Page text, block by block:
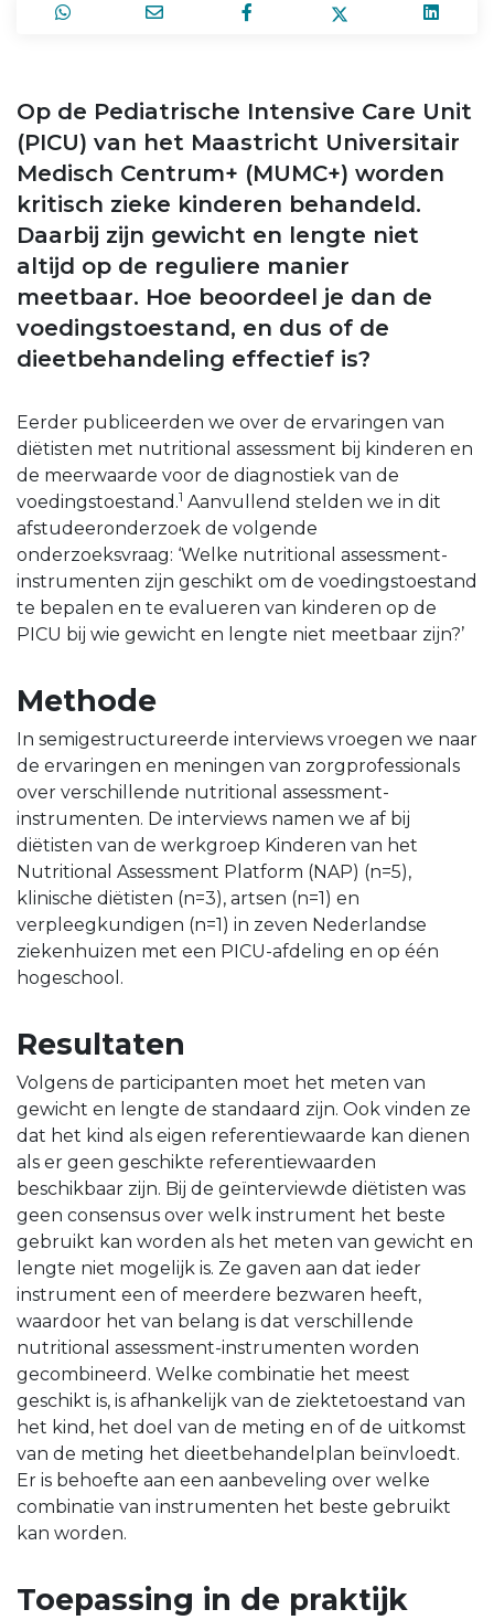
Op de Pediatrische Intensive Care Unit
(PICU) van het Maastricht Universitair
Medisch Centrum+ (MUMC+) worden
kritisch zieke kinderen behandeld.
Daarbij zijn gewicht en lengte niet
altijd op de reguliere manier
meetbaar. Hoe beoordeel je dan de
voedingstoestand, en dus of de
dieetbehandeling effectief is?
Eerder publiceerden we over de ervaringen van
diëtisten met nutritional assessment bij kinderen en
de meerwaarde voor de diagnostiek van de
voedingstoestand.1 Aanvullend stelden we in dit
afstudeeronderzoek de volgende
onderzoeksvraag: ‘Welke nutritional assessment-
instrumenten zijn geschikt om de voedingstoestand
te bepalen en te evalueren van kinderen op de
PICU bij wie gewicht en lengte niet meetbaar zijn?’
Methode
In semigestructureerde interviews vroegen we naar
de ervaringen en meningen van zorgprofessionals
over verschillende nutritional assessment-
instrumenten. De interviews namen we af bij
diëtisten van de werkgroep Kinderen van het
Nutritional Assessment Platform (NAP) (n=5),
klinische diëtisten (n=3), artsen (n=1) en
verpleegkundigen (n=1) in zeven Nederlandse
ziekenhuizen met een PICU-afdeling en op één
hogeschool.
Resultaten
Volgens de participanten moet het meten van
gewicht en lengte de standaard zijn. Ook vinden ze
dat het kind als eigen referentiewaarde kan dienen
als er geen geschikte referentiewaarden
beschikbaar zijn. Bij de geïnterviewde diëtisten was
geen consensus over welk instrument het beste
gebruikt kan worden als het meten van gewicht en
lengte niet mogelijk is. Ze gaven aan dat ieder
instrument een of meerdere bezwaren heeft,
waardoor het van belang is dat verschillende
nutritional assessment-instrumenten worden
gecombineerd. Welke combinatie het meest
geschikt is, is afhankelijk van de ziektetoestand van
het kind, het doel van de meting en of de uitkomst
van de meting het dieetbehandelplan beïnvloedt.
Er is behoefte aan een aanbeveling over welke
combinatie van instrumenten het beste gebruikt
kan worden.
Toepassing in de praktijk